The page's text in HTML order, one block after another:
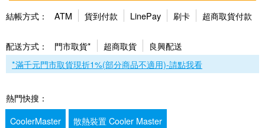
結帳方式： ATM 貨到付款 LinePay 刷卡 超商取貨付款
配送方式： 門市取貨* 超商取貨
良興配送
*滿千元門市取貨現折1%(部分商品不適用)-請點我看
熱門快搜：
CoolerMaster
散熱裝置 Cooler Master